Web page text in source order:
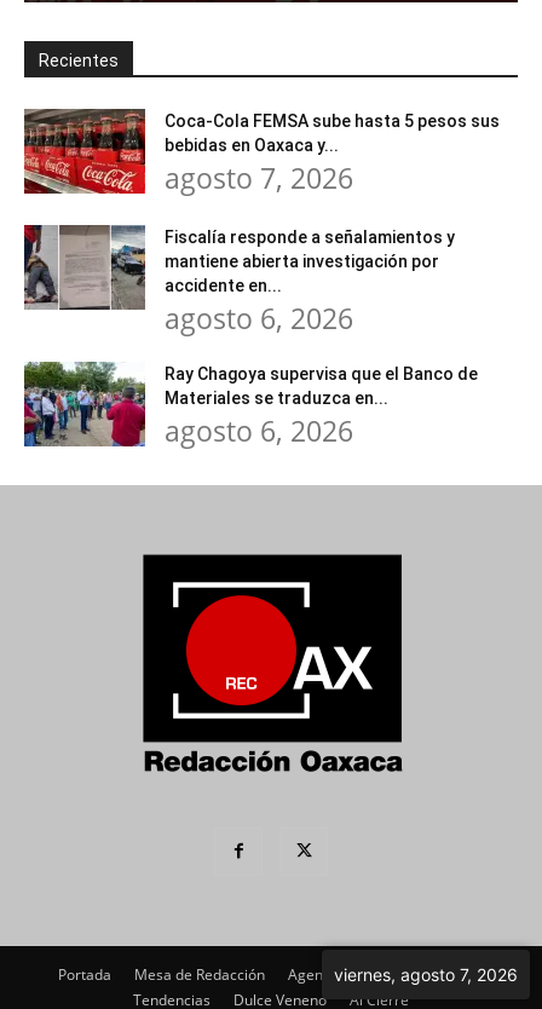
Recientes
Coca-Cola FEMSA sube hasta 5 pesos sus
bebidas en Oaxaca y...
agosto 7, 2026
Fiscalía responde a señalamientos y
mantiene abierta investigación por
accidente en...
agosto 6, 2026
Ray Chagoya supervisa que el Banco de
Materiales se traduzca en...
agosto 6, 2026
Portada Mesa de Redacción Agenda Política
Imagen
Tendencias
Dulce Veneno Al Cierre
viernes, agosto 7, 2026